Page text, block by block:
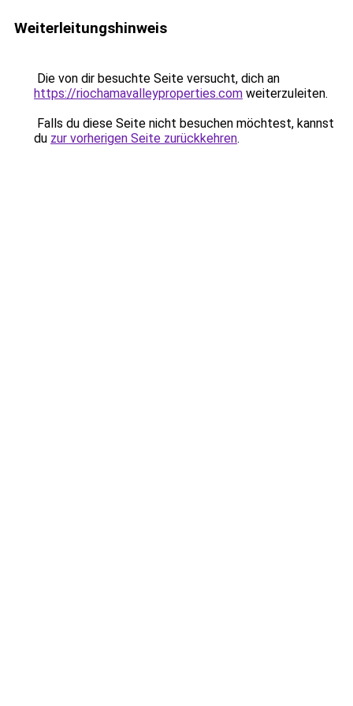
Weiterleitungshinweis
Die von dir besuchte Seite versucht, dich an
https://riochamavalleyproperties.com weiterzuleiten.
Falls du diese Seite nicht besuchen möchtest, kannst
du zur vorherigen Seite zurückkehren.